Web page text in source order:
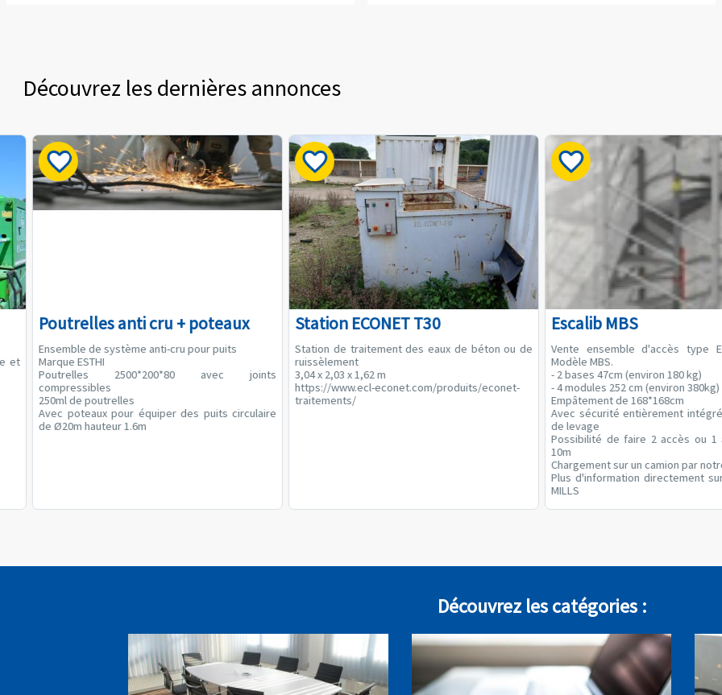
Découvrez les dernières annonces
et
Poutrelles anti cru + poteaux
Ensemble de système anti-cru pour puits
Marque ESTHI
Poutrelles 2500*200*80 avec joints
compressibles
250ml de poutrelles
Avec poteaux pour équiper des puits circulaire
de Ø20m hauteur 1.6m
Station ECONET T30
Station de traitement des eaux de béton ou de
ruissèlement
3,04 x 2,03 x 1,62 m
https://www.ecl-econet.com/produits/econet-
traitements/
Escalib MBS
Vente ensemble d'accès type
Modèle MBS.
- 2 bases 47cm (environ 180 kg)
- 4 modules 252 cm (environ 380kg)
Empâtement de 168*168cm
Avec sécurité entièrement
de levage
Possibilité de faire 2 accès ou 1
10m
Chargement sur un camion par
Plus d'information directement
MILLS
Découvrez les catégories :